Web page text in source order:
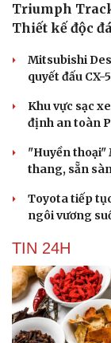
Triumph
Thiết kế độc
Mitsubishi
quyết đấu CX-
Khu vực sạc
định an toàn
"Huyền thoại"
thang, sẵn
Toyota tiếp
ngôi vương
TIN 24H